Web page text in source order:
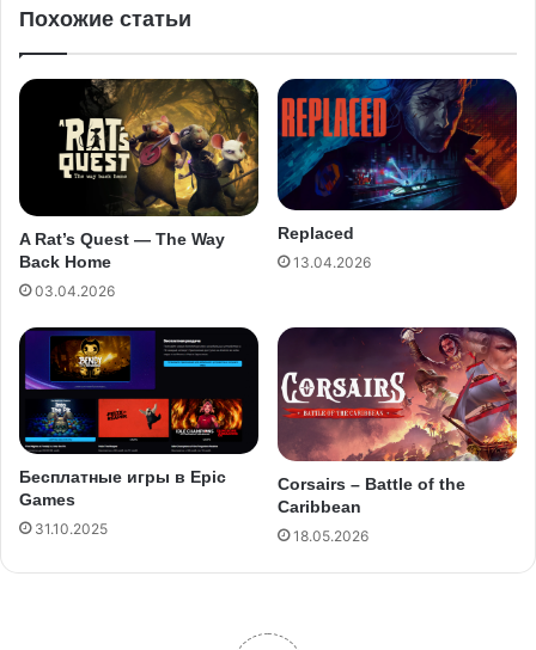
Похожие статьи
A Rat’s Quest — The Way
Back Home
03.04.2026
Replaced
13.04.2026
Бесплатные игры в Epic
Games
31.10.2025
Corsairs – Battle of the
Caribbean
18.05.2026